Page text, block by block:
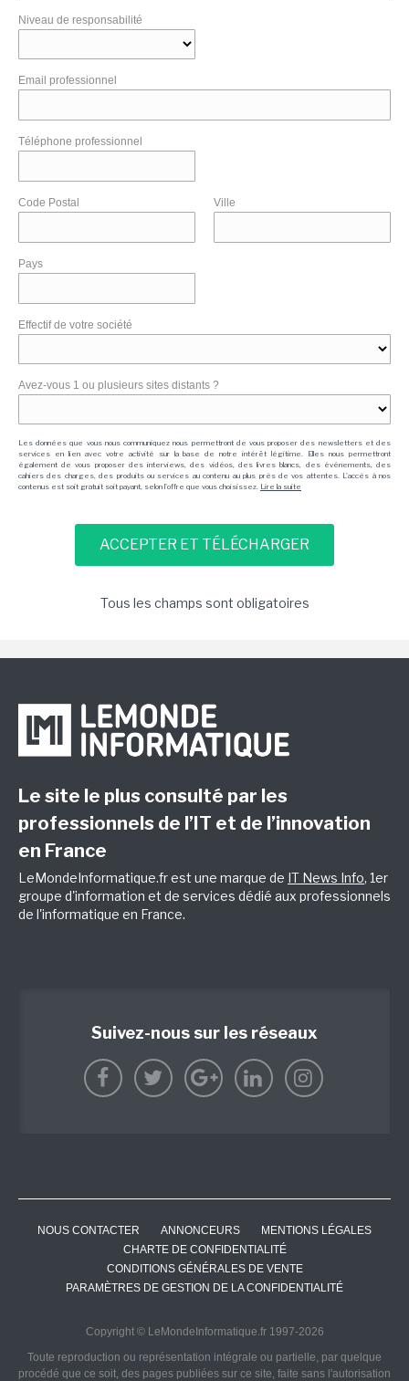
Niveau de responsabilité
Email professionnel
Téléphone professionnel
Code Postal Ville
Pays
Effectif de votre société
Avez-vous 1 ou plusieurs sites distants ?
Les données que vous nous communiquez nous permettront de vous proposer des newsletters et des
services en lien avec votre activité sur la base de notre intérêt légitime. Elles nous permettront
également de vous proposer des interviews, des vidéos, des livres blancs, des événements, des
cahiers des charges, des produits ou services au contenu au plus près de vos attentes. L'accès à nos
contenus est soit gratuit soit payant, selon l'offre que vous choisissez. Lire la suite
Tous les champs sont obligatoires
Le site le plus consulté par les
professionnels de l’IT et de l’innovation
en France
LeMondeInformatique.fr est une marque de IT News Info, 1er
groupe d'information et de services dédié aux professionnels
de l'informatique en France.
Suivez-nous sur les réseaux
NOUS CONTACTER ANNONCEURS
MENTIONS LÉGALES
CHARTE DE CONFIDENTIALITÉ
CONDITIONS GÉNÉRALES DE VENTE
PARAMÈTRES DE GESTION DE LA CONFIDENTIALITÉ
Copyright © LeMondeInformatique.fr 1997-2026
Toute reproduction ou représentation intégrale ou partielle, par quelque
procédé que ce soit, des pages publiées sur ce site, faite sans l'autorisation